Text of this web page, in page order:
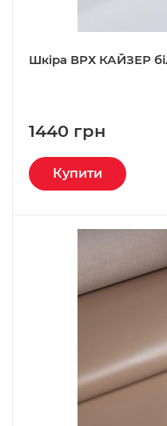
Шкіра ВРХ КАЙЗЕР
1440 грн
Купити